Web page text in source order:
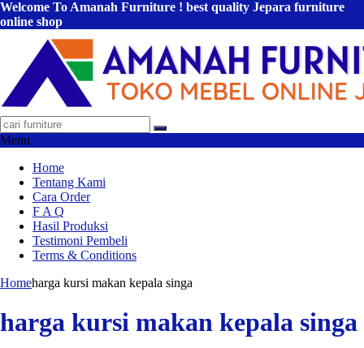
Welcome To Amanah Furniture ! best quality Jepara furniture
online shop
Menu
Home
Tentang Kami
Cara Order
F A Q
Hasil Produksi
Testimoni Pembeli
Terms & Conditions
Homeharga kursi makan kepala singa
harga kursi makan kepala singa